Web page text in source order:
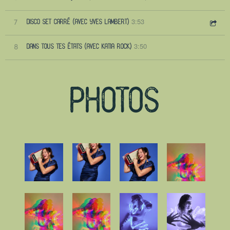
7 DISCO SET CARRÉ (AVEC YVES LAMBERT) 3:53
8 DANS TOUS TES ÉTATS (AVEC KATIA ROCK) 3:50
PHOTOS